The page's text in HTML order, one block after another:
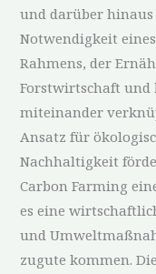
und darüber
Notwendigkeit
Rahmens, der
Forstwirtschaft
miteinander
Ansatz für
Nachhaltigkeit
Carbon Farming
es eine
und
zugute kommen.